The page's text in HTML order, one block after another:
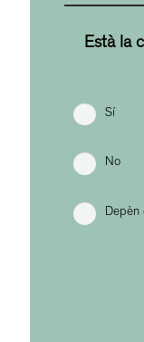
Està la
Sí
No
Depèn